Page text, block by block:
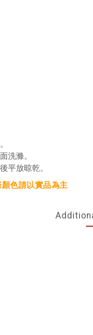
洗滌。
平放晾乾。
色請以實品為主